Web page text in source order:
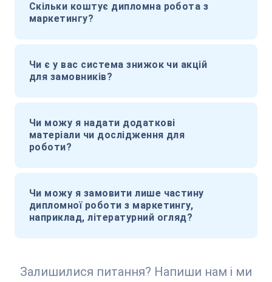
Скільки коштує дипломна робота з
маркетингу?
Чи є у вас система знижок чи акцій
для замовників?
Чи можу я надати додаткові
матеріали чи дослідження для
роботи?
Чи можу я замовити лише частину
дипломної роботи з маркетингу,
наприклад, літературний огляд?
Залишилися питання? Напиши нам і ми